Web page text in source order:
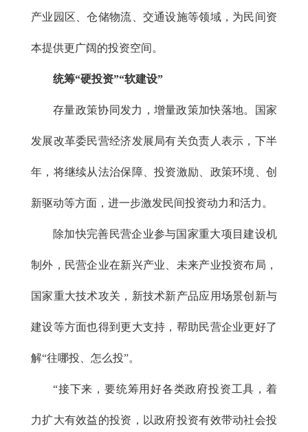
产业园区、仓储物流、交通设施等领域，为民间资
本提供更广阔的投资空间。
统筹“硬投资”“软建设”
存量政策协同发力，增量政策加快落地。国家
发展改革委民营经济发展局有关负责人表示，下半
年，将继续从法治保障、投资激励、政策环境、创
新驱动等方面，进一步激发民间投资动力和活力。
除加快完善民营企业参与国家重大项目建设机
制外，民营企业在新兴产业、未来产业投资布局，
国家重大技术攻关，新技术新产品应用场景创新与
建设等方面也得到更大支持，帮助民营企业更好了
解“往哪投、怎么投”。
“接下来，要统筹用好各类政府投资工具，着
力扩大有效益的投资，以政府投资有效带动社会投